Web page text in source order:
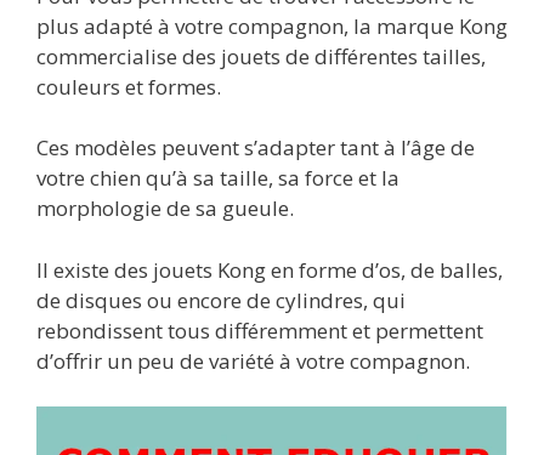
plus adapté à votre compagnon, la marque Kong
commercialise des jouets de différentes tailles,
couleurs et formes.
Ces modèles peuvent s’adapter tant à l’âge de
votre chien qu’à sa taille, sa force et la
morphologie de sa gueule.
Il existe des jouets Kong en forme d’os, de balles,
de disques ou encore de cylindres, qui
rebondissent tous différemment et permettent
d’offrir un peu de variété à votre compagnon.